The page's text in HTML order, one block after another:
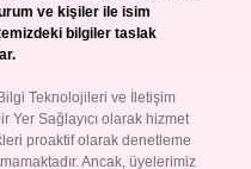
ve kişiler ile isim
bilgiler taslak
Teknolojileri ve İletişim
Yer Sağlayıcı olarak hizmet
proaktif olarak denetleme
Ancak, üyelerimiz